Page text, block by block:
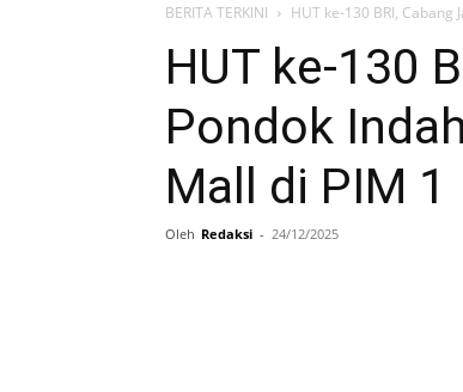
BERITA TERKINI HUT ke-130 BRI,
HUT ke-130
Pondok
Mall di PIM 1
Oleh Redaksi - 24/12/2025